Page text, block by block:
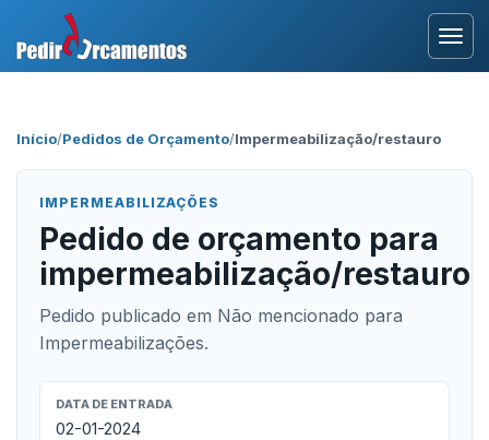
Início/Pedidos de Orçamento/Impermeabilização/restauro
IMPERMEABILIZAÇÕES
Pedido de orçamento para
impermeabilização/restauro
Pedido publicado em Não mencionado para
Impermeabilizações.
DATA DE ENTRADA
02-01-2024
Área Profissional
Como Funciona?
Testemunhos